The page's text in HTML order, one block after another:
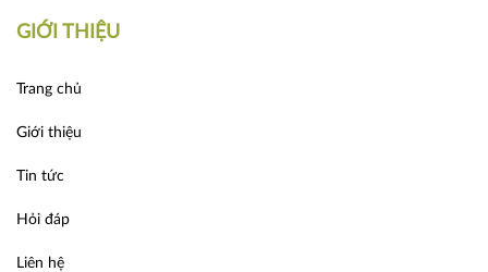
GIỚI THIỆU
Trang chủ
Giới thiệu
Tin tức
Hỏi đáp
Liên hệ